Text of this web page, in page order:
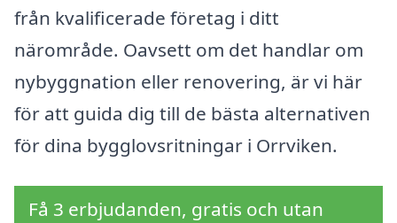
från kvalificerade företag i ditt
närområde. Oavsett om det handlar om
nybyggnation eller renovering, är vi här
för att guida dig till de bästa alternativen
för dina bygglovsritningar i Orrviken.
Få 3 erbjudanden, gratis och utan